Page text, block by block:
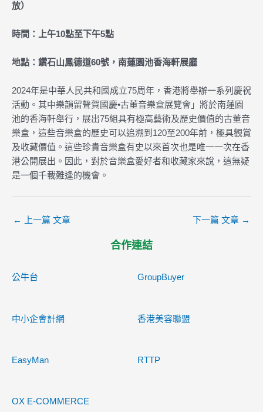
放）
時間：上午10點至下午5點
地點：鑽石山鳳德道60號，南蓮園池香海軒展廳
2024年是中華人民共和國成立75周年，香港將舉辦一系列慶祝
活動。其中樂韻留聲賀國慶•古董音樂盒展覽會」將於南蓮園
池的香海軒舉行，展出75組具有極高藝術及歷史價值的古董音
樂盒，這些音樂盒的歷史可以追溯到120至200年前，極具觀賞
及收藏價值。這些珍貴音樂盒有史以來首次也是唯一一次在香
港公開展出。因此，對於音樂盒愛好者和收藏家來說，這無疑
是一個千載難逢的機會。
← 上一篇 文章 下一篇 文章 →
合作連結
公牛台 GroupBuyer
中小企會計網 香港美容聯盟
EasyMan RTTP
OX E-COMMERCE